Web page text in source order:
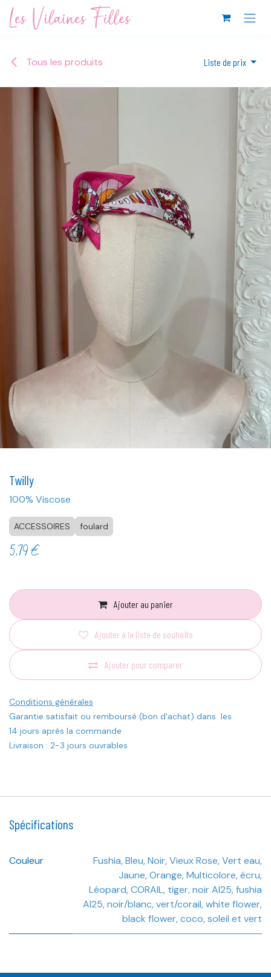
Se rendre au contenu
Tous les produits Liste de prix
Twilly
100% Viscose
ACCESSOIRES foulard
5,79€
Ajouter au panier
Ajouter pour comparer
Ajouter à la liste de souhaits
Conditions générales
Garantie satisfait ou remboursé (bon d'achat) dans les
14 jours après la commande
Livraison : 2-3 jours ouvrables
Spécifications
Couleur Fushia,Bleu,Noir,Vieux Rose,Vert eau,
Jaune,Orange,Multicolore,écru,
Léopard,CORAIL, tiger,noir AI25,fushia
AI25,noir/blanc,vert/corail,white flower,
black flower,coco,soleil et vert